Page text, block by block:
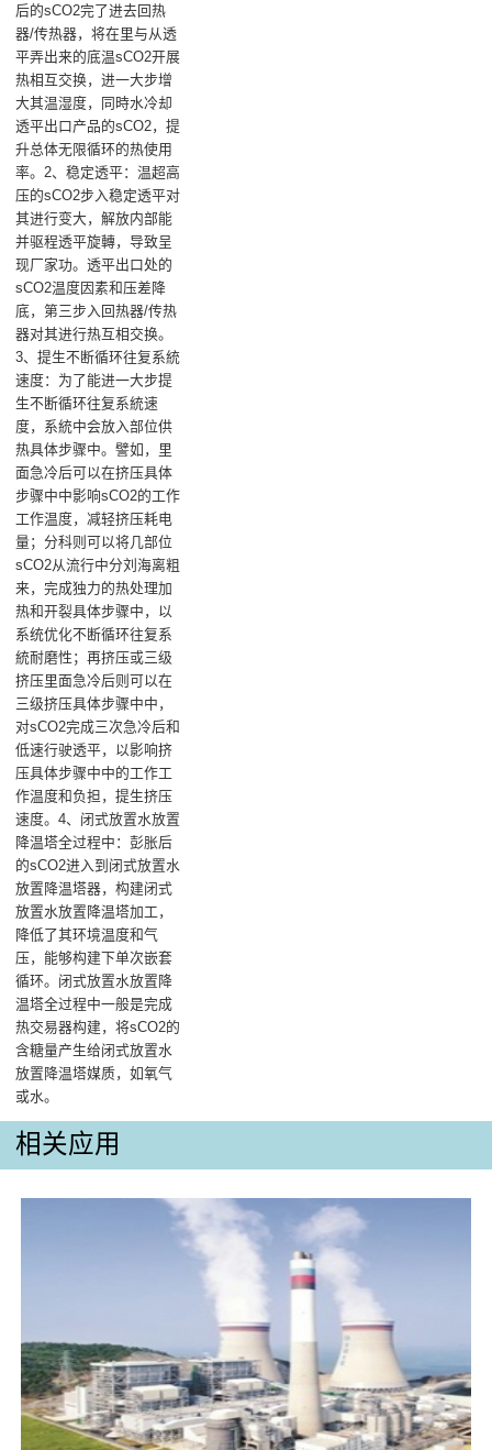
后的sCO2完了进去‌回热
器/传热器‌，将在里与从透
平弄出来的底温sCO2开展
热相互交换，进一大步增
大其温湿度，同時水冷却
透平出口产品的sCO2，提
升总体无限循环的热使用
率。2、稳定透平：温超高
压的sCO2步入‌稳定透平‌对
其进行变大，解放内部能
并驱程透平旋轉，导致呈
现厂家功。透平出口处的
sCO2温度因素和压差降
底，第三步入回热器/传热
器对其进行热互相交换。
3、提生不断循环往复系統
速度：‌为了能进一大步提
生不断循环往复系統速
度，系統中会放入部位供
热具体步骤中。譬如，‌里
面急冷后‌可以在挤压具体
步骤中中影响sCO2的工作
工作温度，减轻挤压耗电
量；‌分科‌则可以将几部位
sCO2从流行中分刘海离粗
来，完成独力的热处理加
热和开裂具体步骤中，以
系统优化不断循环往复系
統耐磨性；‌再挤压‌或三级
挤压‌里面急冷后‌则可以在
三级挤压具体步骤中中，
对sCO2完成三次急冷后和
低速行驶透平，以影响挤
压具体步骤中中的工作工
作温度和负担，提生挤压
速度。‌4、闭式放置水放置
降温塔全过程中‌：彭胀后
的sCO2进入到闭式放置水
放置降温塔器，构建闭式
放置水放置降温塔加工，
降低了其环境温度和气
压，能够构建下单次嵌套
循环。闭式放置水放置降
温塔全过程中一般是完成
热交易器构建，将sCO2的
含糖量产生给闭式放置水
放置降温塔媒质，如氧气
或水。
相关应用